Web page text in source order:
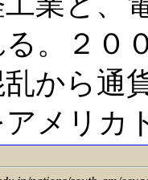
る。２０
から通
アメリカ